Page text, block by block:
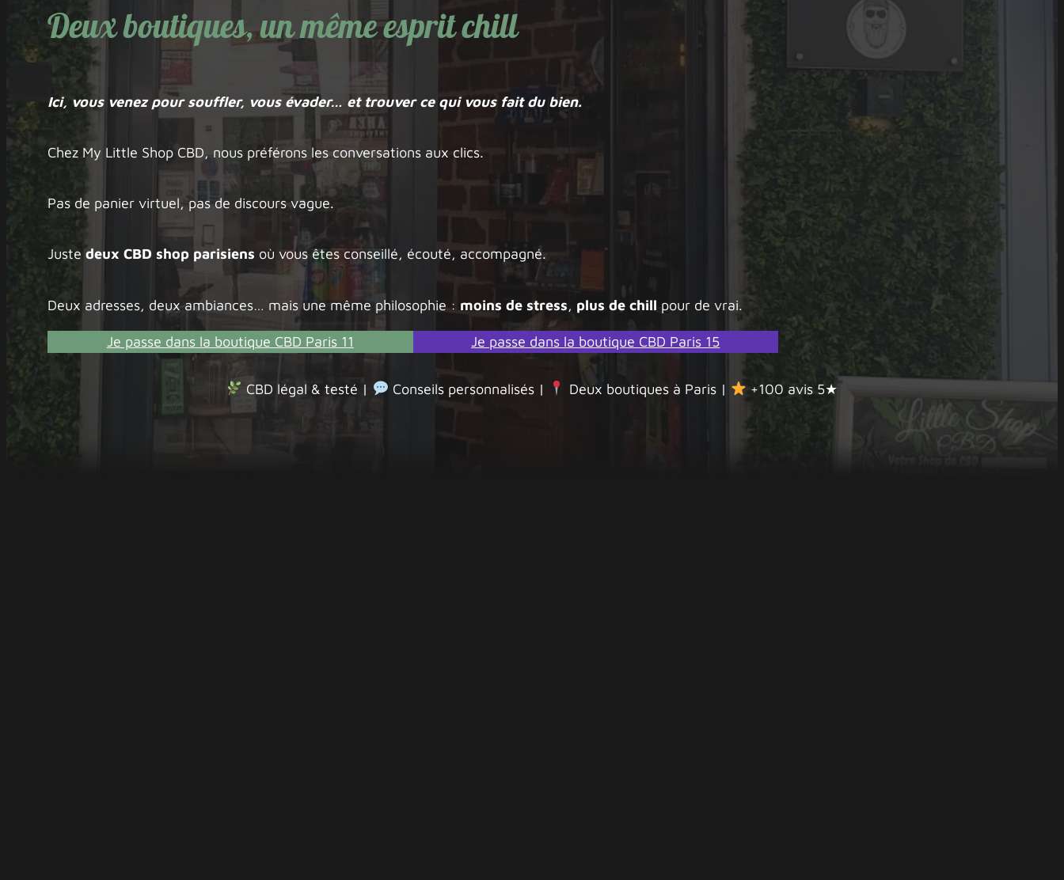
Deux boutiques, un même esprit chill
Ici, vous venez pour souffler, vous évader… et trouver ce qui vous fait du bien.
Chez My Little Shop CBD, nous préférons les conversations aux clics.
Pas de panier virtuel, pas de discours vague.
Juste deux CBD shop parisiens où vous êtes conseillé, écouté, accompagné.
Deux adresses, deux ambiances… mais une même philosophie : moins de stress, plus de chill pour de vrai.
Je passe dans la boutique CBD Paris 11 Je passe dans la boutique CBD Paris 15
CBD légal & testé | Conseils personnalisés | Deux boutiques à Paris | +100 avis 5★